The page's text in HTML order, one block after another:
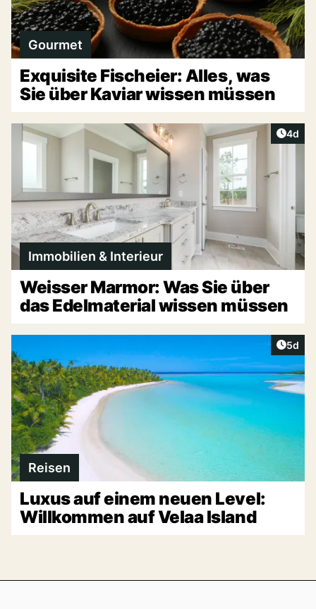
Gourmet
Exquisite Fischeier: Alles, was
Sie über Kaviar wissen müssen
4d
Immobilien & Interieur
Weisser Marmor: Was Sie über
das Edelmaterial wissen müssen
5d
Reisen
Luxus auf einem neuen Level:
Willkommen auf Velaa Island